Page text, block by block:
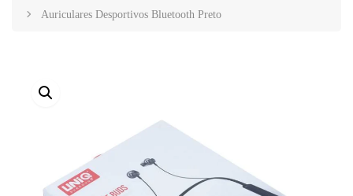
Auriculares Desportivos Bluetooth Preto